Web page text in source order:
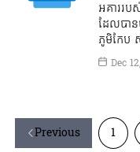
អគាររ
ដែលបាន
ភូមិកែប
Dec
Previous 1